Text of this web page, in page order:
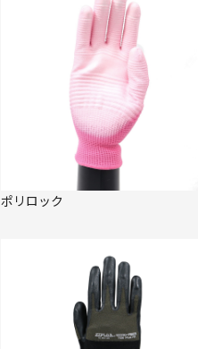
ポリロック